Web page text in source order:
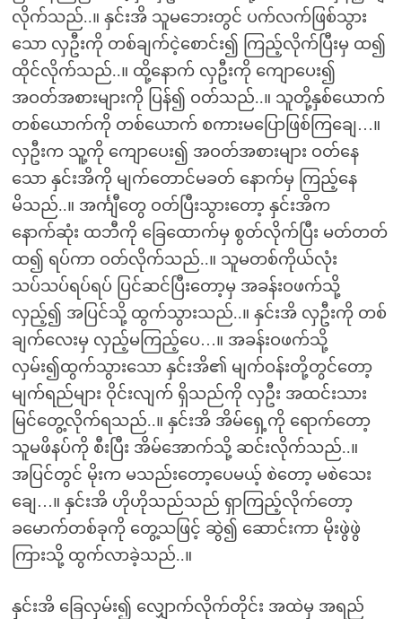
လိုက်သည်..။ နှင်းအိ သူမဘေးတွင် ပက်လက်ဖြစ်သွား
သော လှဦးကို တစ်ချက်ငဲ့စောင်း၍ ကြည့်လိုက်ပြီးမှ ထ၍
ထိုင်လိုက်သည်..။ ထို့နောက် လှဦးကို ကျောပေး၍
အဝတ်အစားများကို ပြန်၍ ဝတ်သည်..။ သူတို့နှစ်ယောက်
တစ်ယောက်ကို တစ်ယောက် စကားမပြောဖြစ်ကြချေ…။
လှဦးက သူ့ကို ကျောပေး၍ အဝတ်အစားများ ဝတ်နေ
သော နှင်းအိကို မျက်တောင်မခတ် နောက်မှ ကြည့်နေ
မိသည်..။ အင်္ကျီတွေ ဝတ်ပြီးသွားတော့ နှင်းအိက
နောက်ဆုံး ထဘီကို ခြေထောက်မှ စွတ်လိုက်ပြီး မတ်တတ်
ထ၍ ရပ်ကာ ဝတ်လိုက်သည်..။ သူမတစ်ကိုယ်လုံး
သပ်သပ်ရပ်ရပ် ပြင်ဆင်ပြီးတော့မှ အခန်းဝဖက်သို့
လှည့်၍ အပြင်သို့ ထွက်သွားသည်..။ နှင်းအိ လှဦးကို တစ်
ချက်လေးမှ လှည့်မကြည့်ပေ…။ အခန်းဝဖက်သို့
လှမ်း၍ထွက်သွားသော နှင်းအိ၏ မျက်ဝန်းတို့တွင်တော့
မျက်ရည်များ ဝိုင်းလျက် ရှိသည်ကို လှဦး အထင်းသား
မြင်တွေ့လိုက်ရသည်..။ နှင်းအိ အိမ်ရှေ့ကို ရောက်တော့
သူမဖိနပ်ကို စီးပြီး အိမ်အောက်သို့ ဆင်းလိုက်သည်..။
အပြင်တွင် မိုးက မသည်းတော့ပေမယ့် စဲတော့ မစဲသေး
ချေ…။ နှင်းအိ ဟိုဟိုသည်သည် ရှာကြည့်လိုက်တော့
ခမောက်တစ်ခုကို တွေ့သဖြင့် ဆွဲ၍ ဆောင်းကာ မိုးဖွဲဖွဲ
ကြားသို့ ထွက်လာခဲ့သည်..။
နှင်းအိ ခြေလှမ်း၍ လျှောက်လိုက်တိုင်း အထဲမှ အရည်